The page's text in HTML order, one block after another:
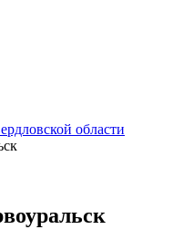
области